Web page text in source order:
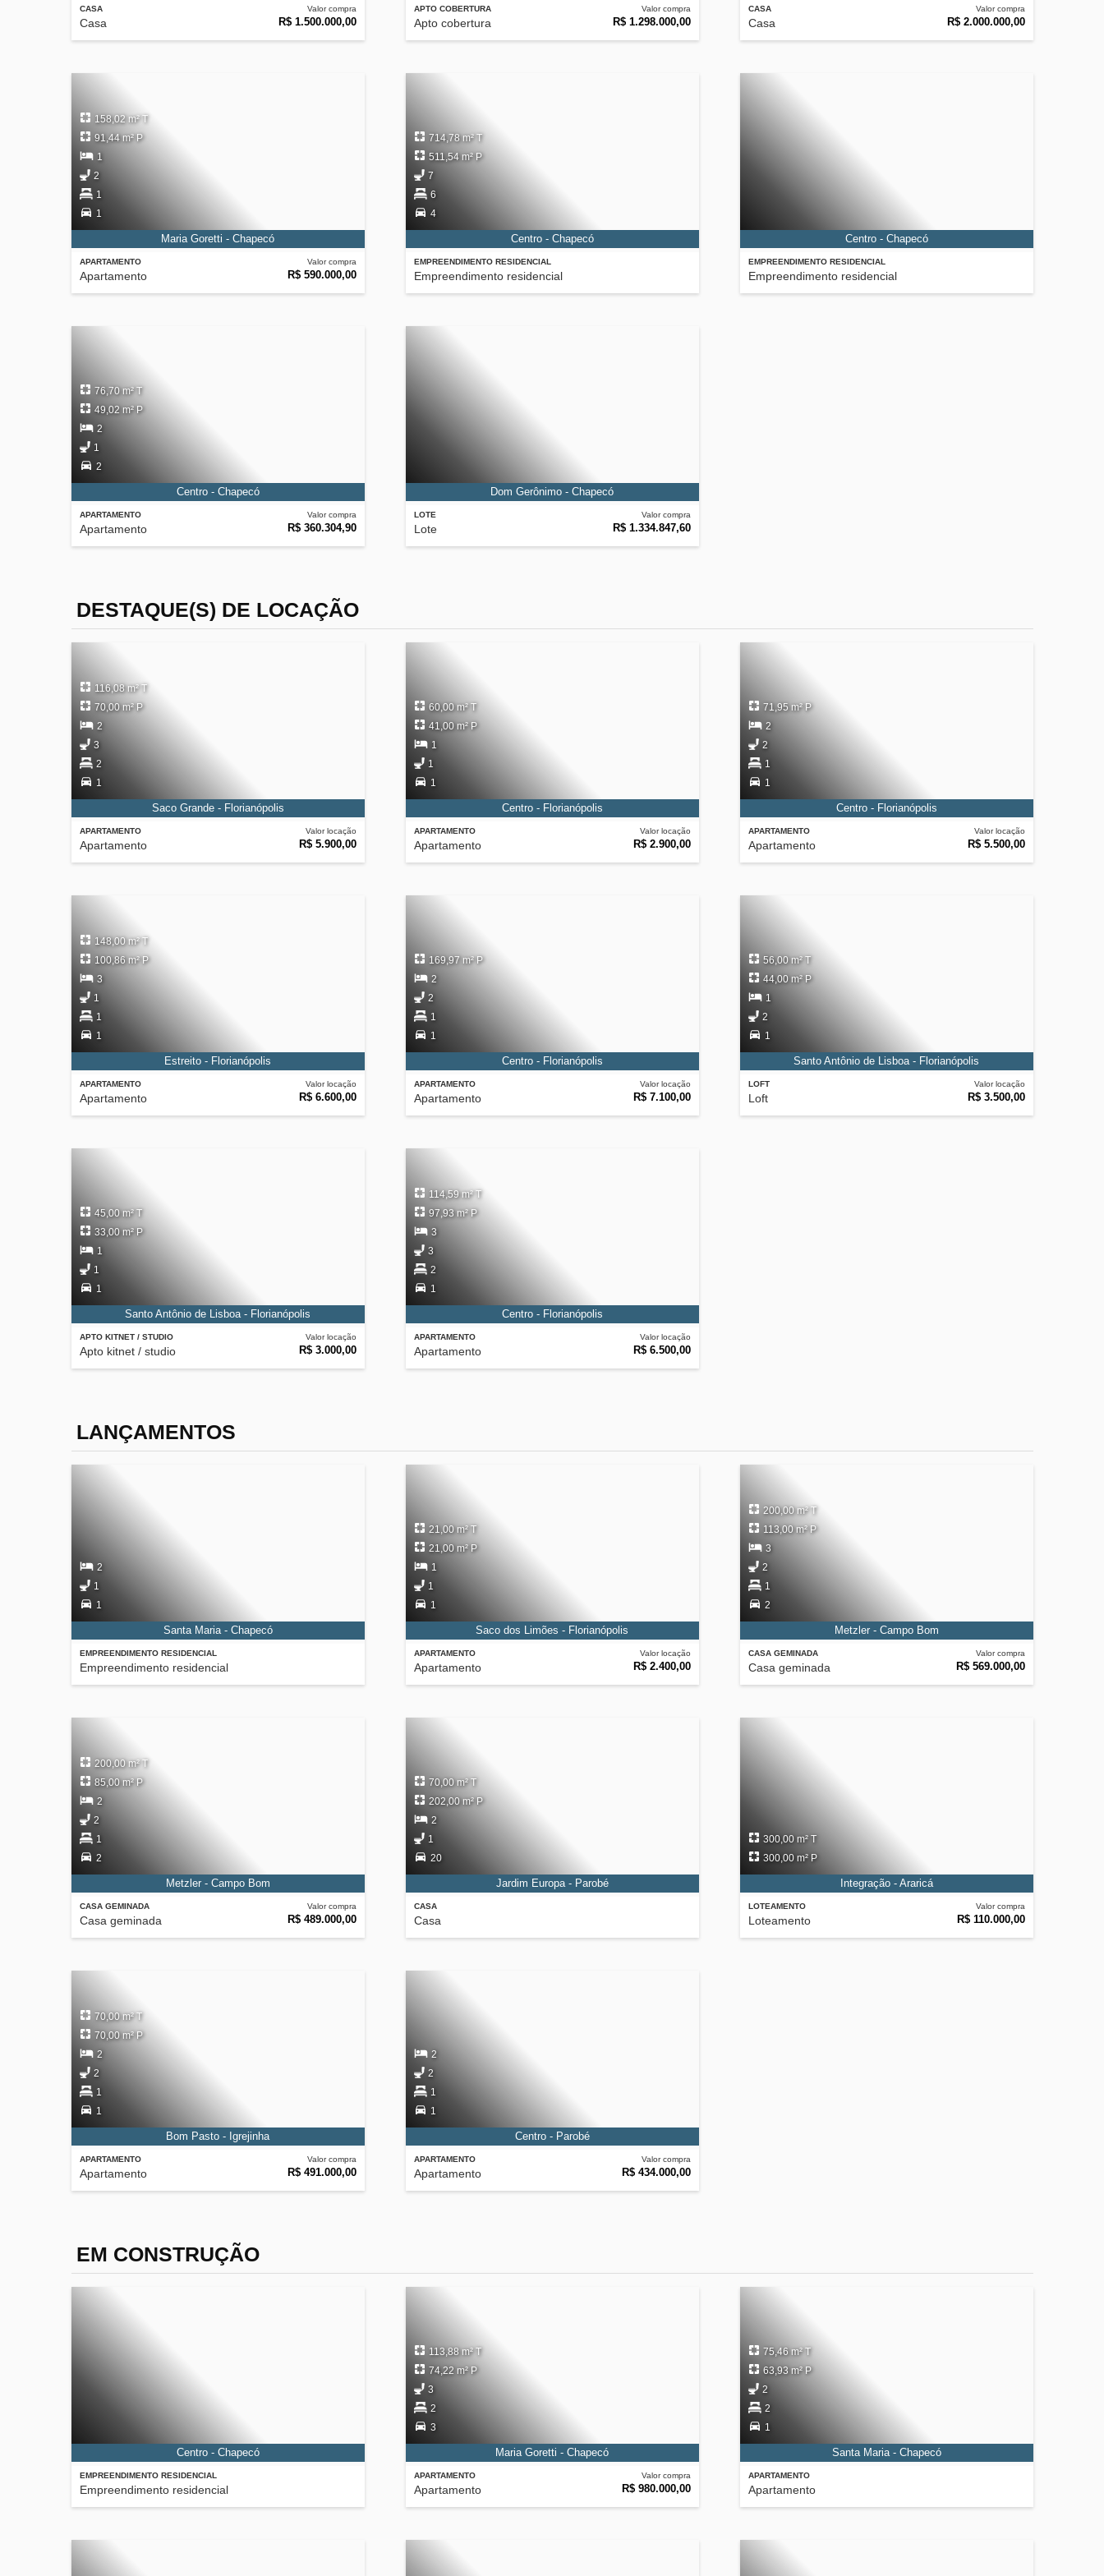
CASA
Casa
Valor compra
R$ 1.500.000,00
APTO COBERTURA
Apto cobertura
Valor compra
R$ 1.298.000,00
CASA
Casa
Valor compra
R$ 2.000.000,00
APARTAMENTO
Apartamento
Valor compra
R$ 590.000,00
158,02 m² T
91,44 m² P
1
2
1
1
Maria Goretti - Chapecó
EMPREENDIMENTO RESIDENCIAL
Empreendimento residencial
714,78 m² T
511,54 m² P
7
6
4
Centro - Chapecó
EMPREENDIMENTO RESIDENCIAL
Empreendimento residencial
Centro - Chapecó
APARTAMENTO
Apartamento
Valor compra
R$ 360.304,90
76,70 m² T
49,02 m² P
2
1
2
Centro - Chapecó
LOTE
Lote
Valor compra
R$ 1.334.847,60
Dom Gerônimo - Chapecó
DESTAQUE(S) DE LOCAÇÃO
APARTAMENTO
Apartamento
Valor locação
R$ 5.900,00
116,08 m² T
70,00 m² P
2
3
2
1
Saco Grande - Florianópolis
APARTAMENTO
Apartamento
Valor locação
R$ 2.900,00
60,00 m² T
41,00 m² P
1
1
1
Centro - Florianópolis
APARTAMENTO
Apartamento
Valor locação
R$ 5.500,00
71,95 m² P
2
2
1
1
Centro - Florianópolis
APARTAMENTO
Apartamento
Valor locação
R$ 6.600,00
148,00 m² T
100,86 m² P
3
1
1
1
Estreito - Florianópolis
APARTAMENTO
Apartamento
Valor locação
R$ 7.100,00
169,97 m² P
2
2
1
1
Centro - Florianópolis
LOFT
Loft
Valor locação
R$ 3.500,00
56,00 m² T
44,00 m² P
1
2
1
Santo Antônio de Lisboa - Florianópolis
APTO KITNET / STUDIO
Apto kitnet / studio
Valor locação
R$ 3.000,00
45,00 m² T
33,00 m² P
1
1
1
Santo Antônio de Lisboa - Florianópolis
APARTAMENTO
Apartamento
Valor locação
R$ 6.500,00
114,59 m² T
97,93 m² P
3
3
2
1
Centro - Florianópolis
LANÇAMENTOS
EMPREENDIMENTO RESIDENCIAL
Empreendimento residencial
2
1
1
Santa Maria - Chapecó
APARTAMENTO
Apartamento
Valor locação
R$ 2.400,00
21,00 m² T
21,00 m² P
1
1
1
Saco dos Limões - Florianópolis
CASA GEMINADA
Casa geminada
Valor compra
R$ 569.000,00
200,00 m² T
113,00 m² P
3
2
1
2
Metzler - Campo Bom
CASA GEMINADA
Casa geminada
Valor compra
R$ 489.000,00
200,00 m² T
85,00 m² P
2
2
1
2
Metzler - Campo Bom
CASA
Casa
70,00 m² T
202,00 m² P
2
1
20
Jardim Europa - Parobé
LOTEAMENTO
Loteamento
Valor compra
R$ 110.000,00
300,00 m² T
300,00 m² P
Integração - Araricá
APARTAMENTO
Apartamento
Valor compra
R$ 491.000,00
70,00 m² T
70,00 m² P
2
2
1
1
Bom Pasto - Igrejinha
APARTAMENTO
Apartamento
Valor compra
R$ 434.000,00
2
2
1
1
Centro - Parobé
EM CONSTRUÇÃO
EMPREENDIMENTO RESIDENCIAL
Empreendimento residencial
Centro - Chapecó
APARTAMENTO
Apartamento
Valor compra
R$ 980.000,00
113,88 m² T
74,22 m² P
3
2
3
Maria Goretti - Chapecó
APARTAMENTO
Apartamento
75,46 m² T
63,93 m² P
2
2
1
Santa Maria - Chapecó